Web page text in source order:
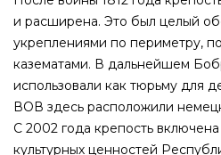
и расширена. Это был целый
укреплениями по периметру,
казематами. В дальнейшем
использовали как тюрьму для
ВОВ здесь расположили
С 2002 года крепость
культурных ценностей